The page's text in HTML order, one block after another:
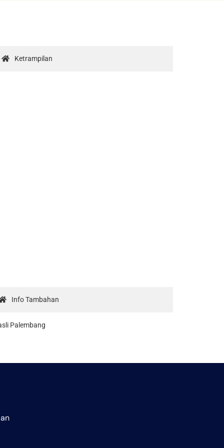
Ketrampilan
Info Tambahan
Palembang